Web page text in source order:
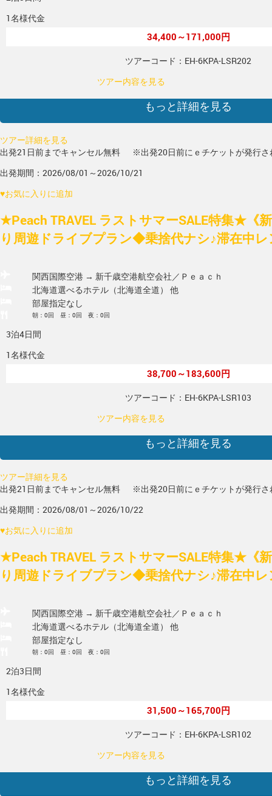
1名様代金
34,400～171,000円
ツアーコード：EH-6KPA-LSR202
ツアー内容を見る
もっと詳細を見る
ツアー詳細を見る
出発21日前までキャンセル無料
※出発20日前にｅチケットが発行さ
出発期間：2026/08/01～2026/10/21
♥お気に入りに追加
★Peach TRAVEL ラストサマーSALE特集★《
り周遊ドライブプラン◆乗捨代ナシ♪滞在中
関西国際空港 → 新千歳空港航空会社／Ｐｅａｃｈ
北海道選べるホテル（北海道全道） 他
部屋指定なし
朝：0回 昼：0回 夜：0回
3泊4日間
1名様代金
38,700～183,600円
ツアーコード：EH-6KPA-LSR103
ツアー内容を見る
もっと詳細を見る
ツアー詳細を見る
出発21日前までキャンセル無料
※出発20日前にｅチケットが発行さ
出発期間：2026/08/01～2026/10/22
♥お気に入りに追加
★Peach TRAVEL ラストサマーSALE特集★《
り周遊ドライブプラン◆乗捨代ナシ♪滞在中
関西国際空港 → 新千歳空港航空会社／Ｐｅａｃｈ
北海道選べるホテル（北海道全道） 他
部屋指定なし
朝：0回 昼：0回 夜：0回
2泊3日間
1名様代金
31,500～165,700円
ツアーコード：EH-6KPA-LSR102
ツアー内容を見る
もっと詳細を見る